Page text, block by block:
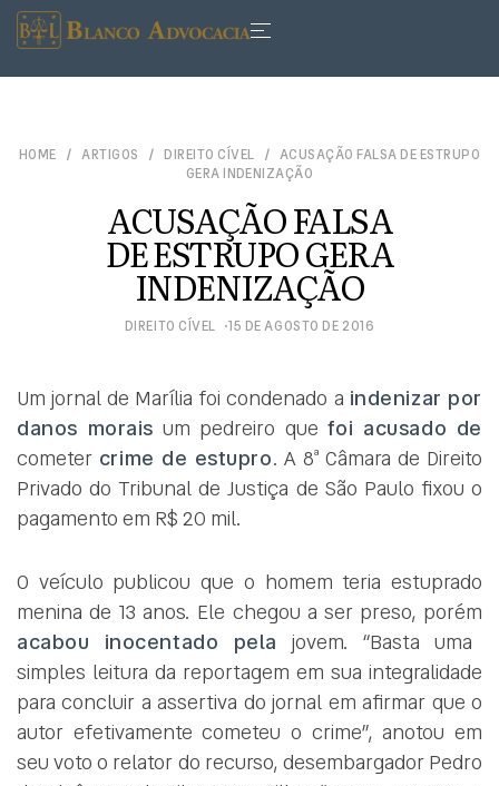
HOME ARTIGOS DIREITO CÍVEL
ACUSAÇÃO FALSA DE ESTRUPO
GERA INDENIZAÇÃO
ACUSAÇÃO FALSA
DE ESTRUPO GERA
INDENIZAÇÃO
DIREITO CÍVEL 15 DE AGOSTO DE 2016
Um jornal de Marília foi condenado a indenizar por
danos morais um pedreiro que foi acusado de
cometer crime de estupro. A 8ª Câmara de Direito
Privado do Tribunal de Justiça de São Paulo fixou o
pagamento em R$ 20 mil.
O veículo publicou que o homem teria estuprado
menina de 13 anos. Ele chegou a ser preso, porém
acabou inocentado pela jovem. “Basta uma
simples leitura da reportagem em sua integralidade
para concluir a assertiva do jornal em afirmar que o
autor efetivamente cometeu o crime”, anotou em
seu voto o relator do recurso, desembargador Pedro